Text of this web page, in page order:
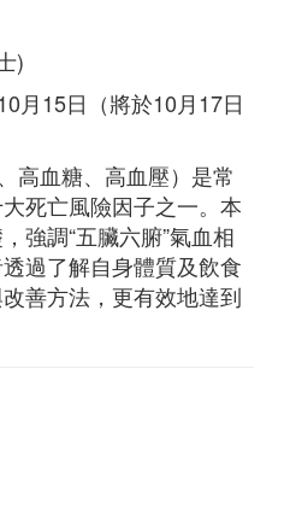
)
月15日（將於10月17日
高血糖、高血壓）是常
死亡風險因子之一。本
強調“五臟六腑”氣血相
過了解自身體質及飲食
善方法，更有效地達到